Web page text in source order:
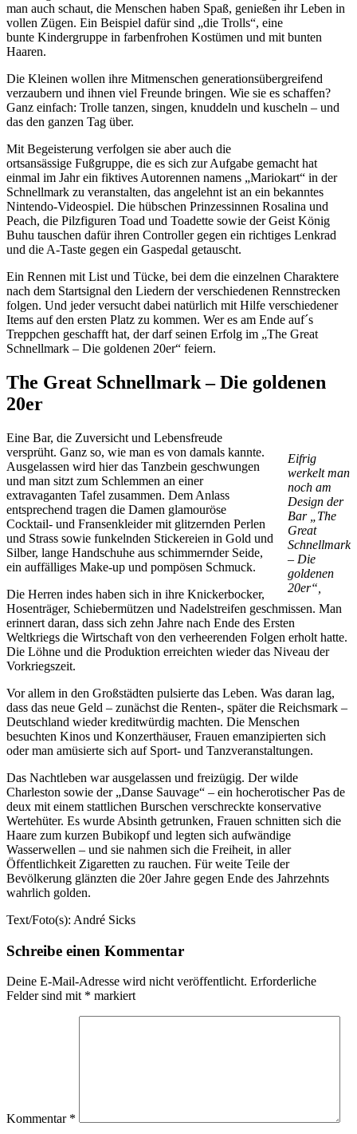
man auch schaut, die Menschen haben Spaß, genießen ihr Leben in
vollen Zügen. Ein Beispiel dafür sind „die Trolls“, eine
bunte Kindergruppe in farbenfrohen Kostümen und mit bunten
Haaren.
Die Kleinen wollen ihre Mitmenschen generationsübergreifend
verzaubern und ihnen viel Freunde bringen. Wie sie es schaffen?
Ganz einfach: Trolle tanzen, singen, knuddeln und kuscheln – und
das den ganzen Tag über.
Mit Begeisterung verfolgen sie aber auch die
ortsansässige Fußgruppe, die es sich zur Aufgabe gemacht hat
einmal im Jahr ein fiktives Autorennen namens „Mariokart“ in der
Schnellmark zu veranstalten, das angelehnt ist an ein bekanntes
Nintendo-Videospiel. Die hübschen Prinzessinnen Rosalina und
Peach, die Pilzfiguren Toad und Toadette sowie der Geist König
Buhu tauschen dafür ihren Controller gegen ein richtiges Lenkrad
und die A-Taste gegen ein Gaspedal getauscht.
Ein Rennen mit List und Tücke, bei dem die einzelnen Charaktere
nach dem Startsignal den Liedern der verschiedenen Rennstrecken
folgen. Und jeder versucht dabei natürlich mit Hilfe verschiedener
Items auf den ersten Platz zu kommen. Wer es am Ende auf´s
Treppchen geschafft hat, der darf seinen Erfolg im „The Great
Schnellmark – Die goldenen 20er“ feiern.
The Great Schnellmark – Die goldenen
20er
Eifrig
werkelt man
noch am
Design der
Bar „The
Great
Schnellmark
– Die
goldenen
20er“,
Eine Bar, die Zuversicht und Lebensfreude
versprüht. Ganz so, wie man es von damals kannte.
Ausgelassen wird hier das Tanzbein geschwungen
und man sitzt zum Schlemmen an einer
extravaganten Tafel zusammen. Dem Anlass
entsprechend tragen die Damen glamouröse
Cocktail- und Fransenkleider mit glitzernden Perlen
und Strass sowie funkelnden Stickereien in Gold und
Silber, lange Handschuhe aus schimmernder Seide,
ein auffälliges Make-up und pompösen Schmuck.
Die Herren indes haben sich in ihre Knickerbocker,
Hosenträger, Schiebermützen und Nadelstreifen geschmissen. Man
erinnert daran, dass sich zehn Jahre nach Ende des Ersten
Weltkriegs die Wirtschaft von den verheerenden Folgen erholt hatte.
Die Löhne und die Produktion erreichten wieder das Niveau der
Vorkriegszeit.
Vor allem in den Großstädten pulsierte das Leben. Was daran lag,
dass das neue Geld – zunächst die Renten-, später die Reichsmark –
Deutschland wieder kreditwürdig machten. Die Menschen
besuchten Kinos und Konzerthäuser, Frauen emanzipierten sich
oder man amüsierte sich auf Sport- und Tanzveranstaltungen.
Das Nachtleben war ausgelassen und freizügig. Der wilde
Charleston sowie der „Danse Sauvage“ – ein hocherotischer Pas de
deux mit einem stattlichen Burschen verschreckte konservative
Wertehüter. Es wurde Absinth getrunken, Frauen schnitten sich die
Haare zum kurzen Bubikopf und legten sich aufwändige
Wasserwellen – und sie nahmen sich die Freiheit, in aller
Öffentlichkeit Zigaretten zu rauchen. Für weite Teile der
Bevölkerung glänzten die 20er Jahre gegen Ende des Jahrzehnts
wahrlich golden.
Text/Foto(s): André Sicks
Schreibe einen Kommentar
Deine E-Mail-Adresse wird nicht veröffentlicht. Erforderliche
Felder sind mit * markiert
Kommentar *